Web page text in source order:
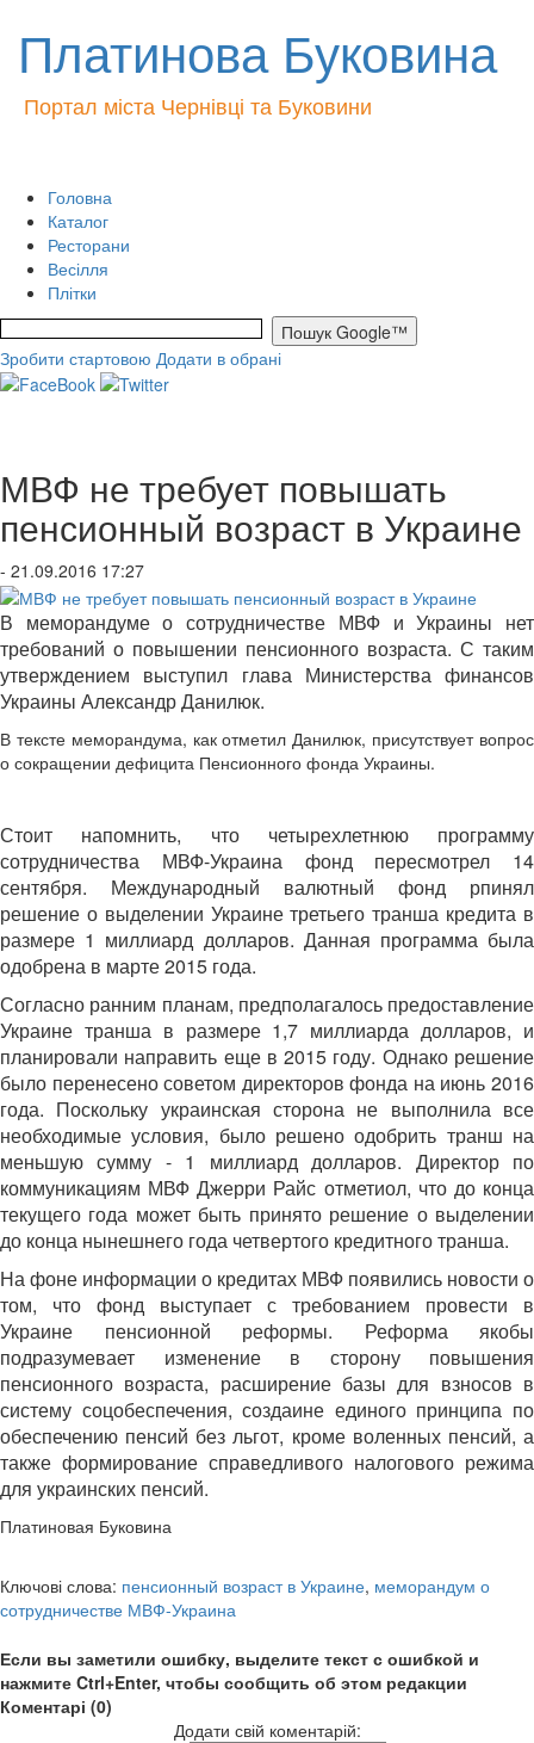
Платинова Буковина
Портал міста Чернівці та Буковини
Головна
Каталог
Ресторани
Весілля
Плітки
Зробити стартовою Додати в обрані
МВФ не требует повышать
пенсионный возраст в Украине
- 21.09.2016 17:27
В меморандуме о сотрудничестве МВФ и Украины нет
требований о повышении пенсионного возраста. С таким
утверждением выступил глава Министерства финансов
Украины Александр Данилюк.
В тексте меморандума, как отметил Данилюк, присутствует вопрос
о сокращении дефицита Пенсионного фонда Украины.
Стоит напомнить, что четырехлетнюю программу
сотрудничества МВФ-Украина фонд пересмотрел 14
сентября. Международный валютный фонд рпинял
решение о выделении Украине третьего транша кредита в
размере 1 миллиард долларов. Данная программа была
одобрена в марте 2015 года.
Согласно ранним планам, предполагалось предоставление
Украине транша в размере 1,7 миллиарда долларов, и
планировали направить еще в 2015 году. Однако решение
было перенесено советом директоров фонда на июнь 2016
года. Поскольку украинская сторона не выполнила все
необходимые условия, было решено одобрить транш на
меньшую сумму - 1 миллиард долларов. Директор по
коммуникациям МВФ Джерри Райс отметиол, что до конца
текущего года может быть принято решение о выделении
до конца нынешнего года четвертого кредитного транша.
На фоне информации о кредитах МВФ появились новости о
том, что фонд выступает с требованием провести в
Украине пенсионной реформы. Реформа якобы
подразумевает изменение в сторону повышения
пенсионного возраста, расширение базы для взносов в
систему соцобеспечения, создаине единого принципа по
обеспечению пенсий без льгот, кроме воленных пенсий, а
также формирование справедливого налогового режима
для украинских пенсий.
Платиновая Буковина
Ключові слова: пенсионный возраст в Украине, меморандум о
сотрудничестве МВФ-Украина
Если вы заметили ошибку, выделите текст с ошибкой и
нажмите Ctrl+Enter, чтобы сообщить об этом редакции
Коментарі (0)
Додати свій коментарій: